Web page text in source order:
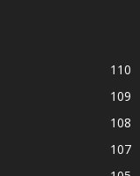
110
109
108
107